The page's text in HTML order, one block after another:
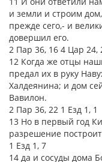
и земли и строим
прежде сего,- и
довершил его.
2 Пар 36, 16 4 Цар 24,
12 Когда же отцы
предал их в руку
Халдеянина; и дом
Вавилон.
2 Пар 36, 22 1 Езд 1, 1
13 Но в первый год
разрешение
1 Езд 1, 7
14 да и сосуды дома